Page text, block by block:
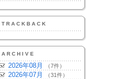
TRACKBACK
ARCHIVE
2026年08月 （7件）
2026年07月 （31件）